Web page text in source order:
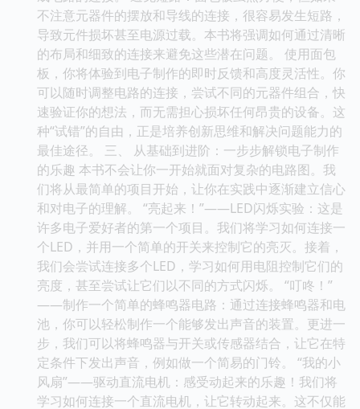
不注意元器件的摆放和导线的连接，很容易发生短路，
导致元件损坏甚至电源过载。本书将强调如何通过清晰
的布局和细致的连接来避免这些潜在问题。 使用面包
板，你将体验到电子制作的即时反馈和高度灵活性。你
可以随时调整电路的连接，尝试不同的元器件组合，快
速验证你的想法，而无需担心损坏任何昂贵的设备。这
种“试错”的自由，正是培养创新思维和解决问题能力的
最佳途径。 三、 从基础到进阶：一步步解锁电子制作
的乐趣 本书不会让你一开始就面对复杂的电路图。我
们将从最简单的项目开始，让你在实践中逐渐建立信心
和对电子的理解。 “亮起来！”——LED闪烁实验：这是
许多电子爱好者的第一个项目。我们将学习如何连接一
个LED，并用一个简单的开关来控制它的亮灭。接着，
我们会尝试连接多个LED，学习如何用电阻控制它们的
亮度，甚至尝试让它们以不同的方式闪烁。 “叮咚！”
——制作一个简单的蜂鸣器电路：通过连接蜂鸣器和电
池，你可以轻松制作一个能够发出声音的装置。更进一
步，我们可以将蜂鸣器与开关或传感器结合，让它在特
定条件下发出声音，例如做一个简易的门铃。 “我的小
风扇”——驱动直流电机：感受动起来的乐趣！我们将
学习如何连接一个直流电机，让它转动起来。这不仅能